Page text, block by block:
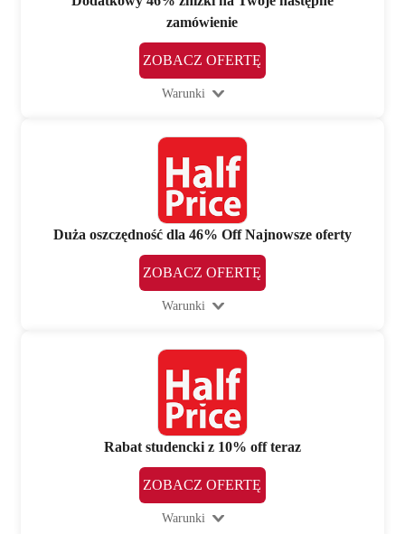
zamówienie
ZOBACZ OFERTĘ
Warunki
Duża oszczędność dla 46% Off Najnowsze oferty
ZOBACZ OFERTĘ
Warunki
Rabat studencki z 10% off teraz
ZOBACZ OFERTĘ
Warunki